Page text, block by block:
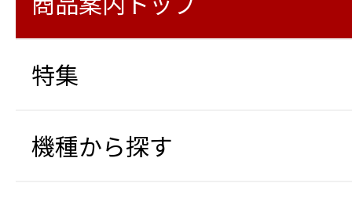
特集
機種から探す